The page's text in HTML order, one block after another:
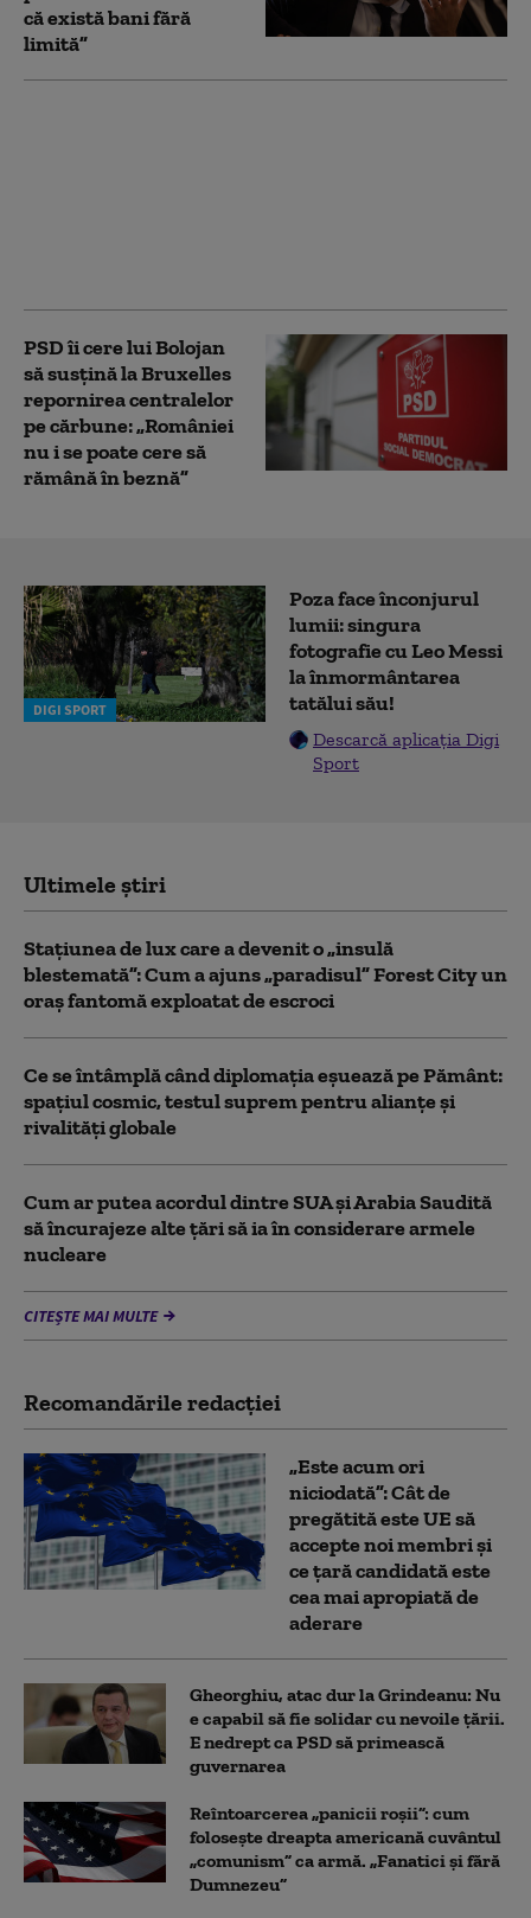
că există bani fără
limită”
PSD îi cere lui Bolojan
să susțină la Bruxelles
repornirea centralelor
pe cărbune: „României
nu i se poate cere să
rămână în beznă”
DIGI SPORT
Poza face înconjurul
lumii: singura
fotografie cu Leo Messi
la înmormântarea
tatălui său!
Descarcă aplicația Digi
Sport
Ultimele știri
Stațiunea de lux care a devenit o „insulă
blestemată”: Cum a ajuns „paradisul” Forest City un
oraș fantomă exploatat de escroci
Ce se întâmplă când diplomația eșuează pe Pământ:
spațiul cosmic, testul suprem pentru alianțe și
rivalități globale
Cum ar putea acordul dintre SUA și Arabia Saudită
să încurajeze alte țări să ia în considerare armele
nucleare
CITEȘTE MAI MULTE
Recomandările redacţiei
„Este acum ori
niciodată”: Cât de
pregătită este UE să
accepte noi membri și
ce țară candidată este
cea mai apropiată de
aderare
Gheorghiu, atac dur la Grindeanu: Nu
e capabil să fie solidar cu nevoile țării.
E nedrept ca PSD să primească
guvernarea
Reîntoarcerea „panicii roșii”: cum
folosește dreapta americană cuvântul
„comunism” ca armă. „Fanatici și fără
Dumnezeu”